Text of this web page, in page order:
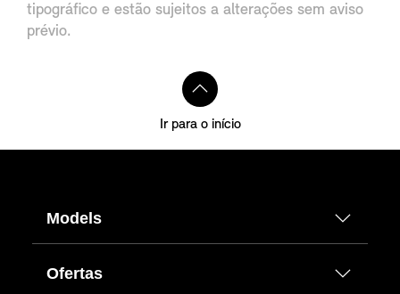
tipográfico e estão sujeitos a alterações sem aviso
prévio.
Ir para o início
Models
Ofertas